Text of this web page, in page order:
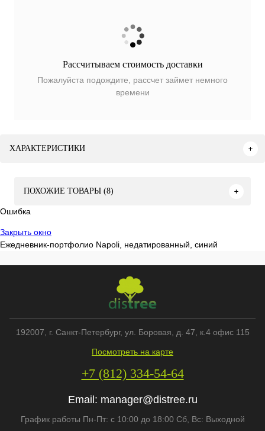
Рассчитываем стоимость доставки
Пожалуйста подождите, рассчет займет немного
времени
ХАРАКТЕРИСТИКИ
ПОХОЖИЕ ТОВАРЫ (8)
Ошибка
Закрыть окно
Ежедневник-портфолио Napoli, недатированный, синий
192007 , г. Санкт-Петербург, ул. Боровая, д. 47, к.4 офис 115
Посмотреть на карте
+7 (812) 334-54-64
Email: manager@distree.ru
График работы Пн-Пт: с 10:00 до 18:00 Сб, Вс: Выходной